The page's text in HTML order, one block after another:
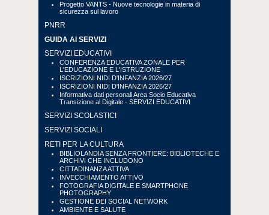
Progetto VANTS - Nuove tecnologie in materia di
sicurezza sul lavoro
PNRR
GUIDA AI SERVIZI
SERVIZI EDUCATIVI
CONFERENZA EDUCATIVA ZONALE PER
L'EDUCAZIONE E L'ISTRUZIONE
ISCRIZIONI NIDI D'INFANZIA 2026/27
ISCRIZIONI NIDI D'INFANZIA 2026/27
Informativa dati personali Area Socio Educativa
Transizione al Digitale - SERVIZI EDUCATIVI
SERVIZI SCOLASTICI
SERVIZI SOCIALI
RETI PER LA CULTURA
BIBLIOLANDIA SENZA FRONTIERE: BIBLIOTECHE E
ARCHIVI CHE INCLUDONO
CITTADINANZA ATTIVA
INVECCHIAMENTO ATTIVO
FOTOGRAFIA DIGITALE E SMARTPHONE
PHOTOGRAPHY
GESTIONE DEI SOCIAL NETWORK
AMBIENTE E SALUTE